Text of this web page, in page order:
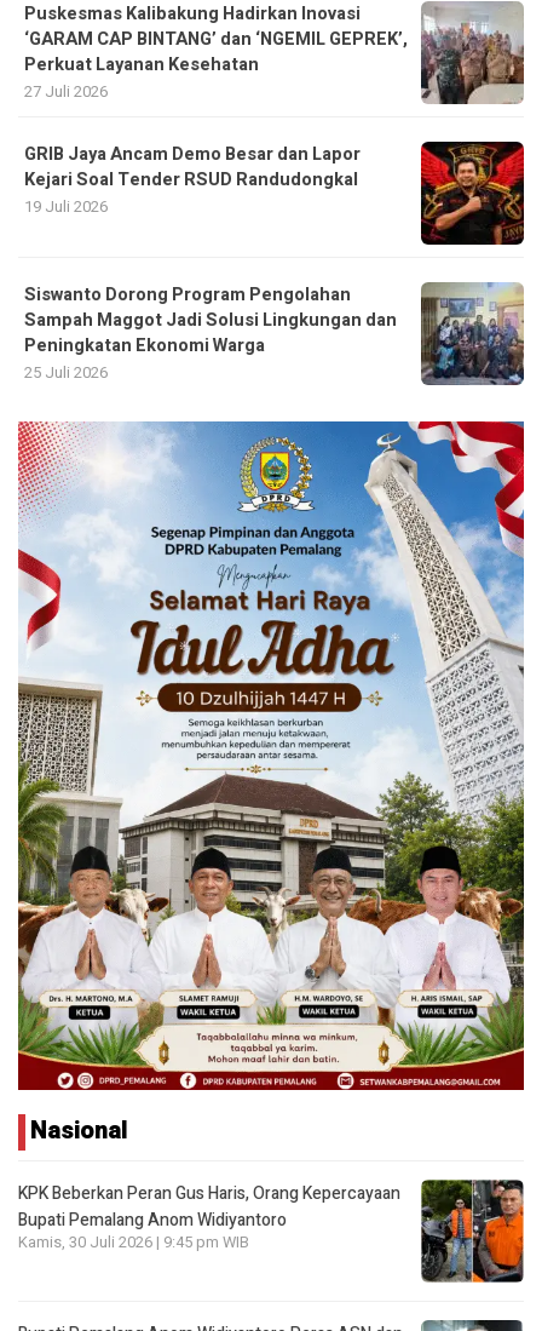
Puskesmas Kalibakung Hadirkan Inovasi
‘GARAM CAP BINTANG’ dan ‘NGEMIL GEPREK’,
Perkuat Layanan Kesehatan
27 Juli 2026
GRIB Jaya Ancam Demo Besar dan Lapor
Kejari Soal Tender RSUD Randudongkal
19 Juli 2026
Siswanto Dorong Program Pengolahan
Sampah Maggot Jadi Solusi Lingkungan dan
Peningkatan Ekonomi Warga
25 Juli 2026
Nasional
KPK Beberkan Peran Gus Haris, Orang Kepercayaan
Bupati Pemalang Anom Widiyantoro
Kamis, 30 Juli 2026 | 9:45 pm WIB